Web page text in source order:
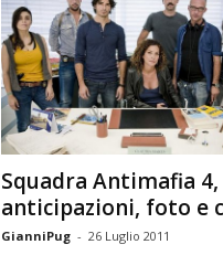
Squadra Antimafia 4,
anticipazioni, foto e
GianniPug - 26 Luglio 2011